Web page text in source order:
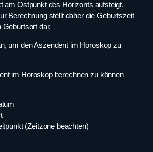
am Ostpunkt des Horizonts aufsteigt.
Berechnung stellt daher die Geburtszeit
Geburtsort dar.
um den Aszendent im Horoskop zu
im Horoskop berechnen zu können
(Zeitzone beachten)